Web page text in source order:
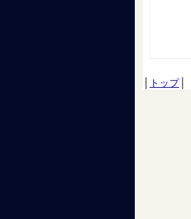
トップ│